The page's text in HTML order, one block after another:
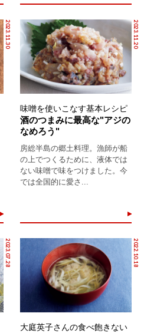
2023.11.30 2023.11.20
味噌を使いこなす基本レシピ
酒のつまみに最高な"アジの
なめろう"
房総半島の郷土料理。漁師が船
の上でつくるために、液体では
ない味噌で味をつけました。今
では全国的に愛さ...
2023.07.28 2022.10.18
大庭英子さんの食べ飽きない